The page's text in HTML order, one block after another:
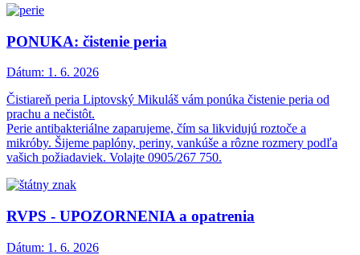
PONUKA: čistenie peria
Dátum: 1. 6. 2026
Čistiareň peria Liptovský Mikuláš vám ponúka čistenie peria od
prachu a nečistôt.
Perie antibakteriálne zaparujeme, čím sa likvidujú roztoče a
mikróby. Šijeme paplóny, periny, vankúše a rôzne rozmery podľa
vašich požiadaviek. Volajte 0905/267 750.
RVPS - UPOZORNENIA a opatrenia
Dátum: 1. 6. 2026